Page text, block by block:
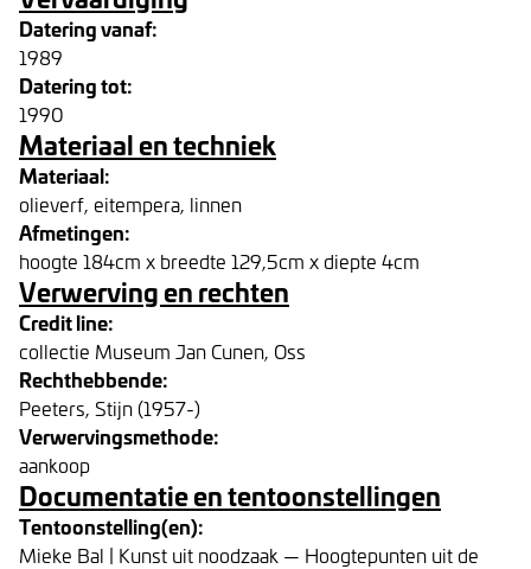
Datering vanaf:
1989
Datering tot:
1990
Materiaal en techniek
Materiaal:
olieverf, eitempera, linnen
Afmetingen:
hoogte 184cm x breedte 129,5cm x diepte 4cm
Verwerving en rechten
Credit line:
collectie Museum Jan Cunen, Oss
Rechthebbende:
Peeters, Stijn (1957-)
Verwervingsmethode:
aankoop
Documentatie en tentoonstellingen
Tentoonstelling(en):
Mieke Bal | Kunst uit noodzaak — Hoogtepunten uit de